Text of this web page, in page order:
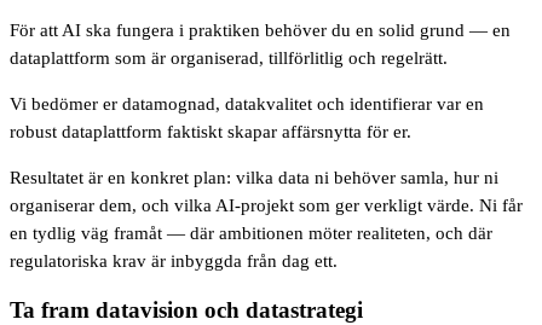
För att AI ska fungera i praktiken behöver du en solid grund — en
dataplattform som är organiserad, tillförlitlig och regelrätt.
Vi bedömer er datamognad, datakvalitet och identifierar var en
robust dataplattform faktiskt skapar affärsnytta för er.
Resultatet är en konkret plan: vilka data ni behöver samla, hur ni
organiserar dem, och vilka AI-projekt som ger verkligt värde. Ni får
en tydlig väg framåt — där ambitionen möter realiteten, och där
regulatoriska krav är inbyggda från dag ett.
Ta fram datavision och datastrategi